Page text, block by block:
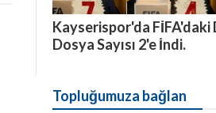
Kayserispor'da FİFA'daki
Dosya Sayısı 2'e İndi.
Topluğumuza bağlan